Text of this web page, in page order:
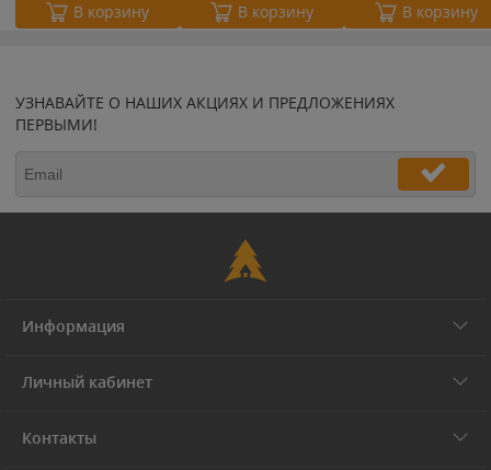
В корзину В корзину В корзину
УЗНАВАЙТЕ О НАШИХ АКЦИЯХ И ПРЕДЛОЖЕНИЯХ
ПЕРВЫМИ!
Информация
Личный кабинет
Контакты